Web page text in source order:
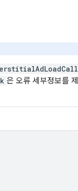
은 오류 세부정보를